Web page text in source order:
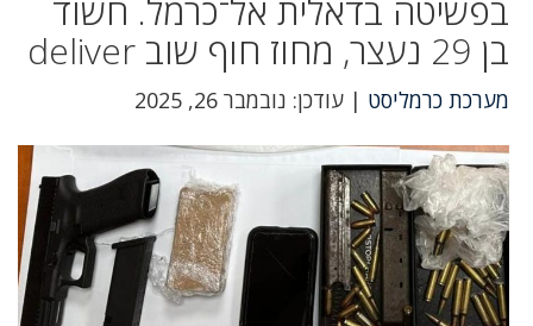
בפשיטה בדאלית אל־כרמל. חשוד
בן 29 נעצר, מחוז חוף שוב deliver
מערכת כרמליסט | עודכן: נובמבר 26, 2025